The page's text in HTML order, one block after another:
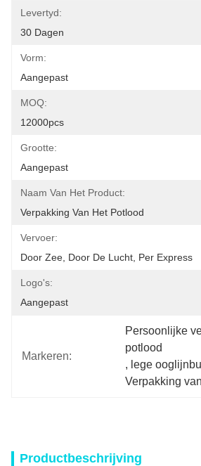
Levertyd:
30 Dagen
Vorm:
Aangepast
MOQ:
12000pcs
Grootte:
Aangepast
Naam Van Het Product:
Verpakking Van Het Potlood
Vervoer:
Door Zee, Door De Lucht, Per Express
Logo's:
Aangepast
Markeren:
Persoonlijke
potlood
, lege
Verpakking
Productbeschrijving